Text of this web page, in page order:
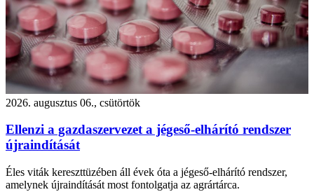
2026. augusztus 06., csütörtök
Ellenzi a gazdaszervezet a jégeső-elhárító rendszer
újraindítását
Éles viták kereszttüzében áll évek óta a jégeső-elhárító rendszer,
amelynek újraindítását most fontolgatja az agrártárca.